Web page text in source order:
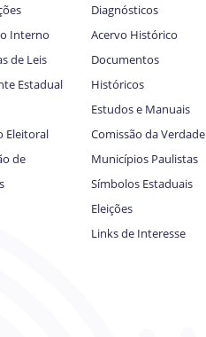
Interno
de Leis
Estadual
Eleitoral
de
Diagnósticos
Acervo Histórico
Documentos
Históricos
Estudos e Manuais
Comissão da Verdade
Municípios Paulistas
Símbolos Estaduais
Eleições
Links de Interesse